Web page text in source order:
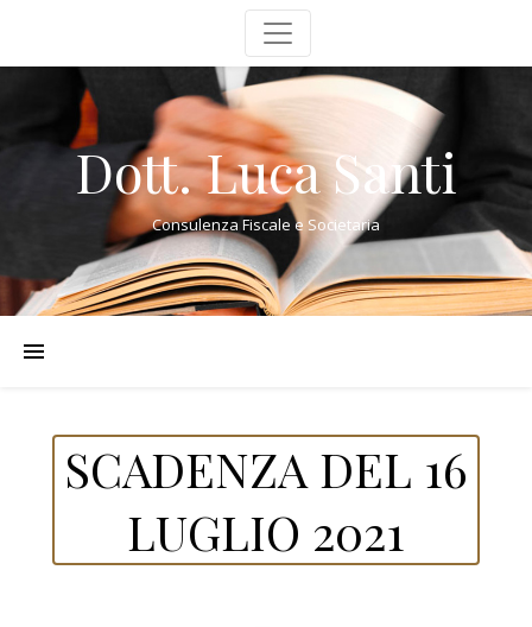
Dott. Luca Santi
Consulenza Fiscale e Societaria
SCADENZA DEL 16
LUGLIO 2021